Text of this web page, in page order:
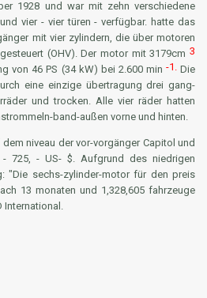
1928 und war mit zehn verschiedene
vier - vier türen - verfügbar. hatte das
mit vier zylindern, die über motoren
(OHV). Der motor mit 3179cm 3
von 46 PS (34 kW) bei 2.600 min -1.Die
eine einzige übertragung drei gang-
und trocken. Alle vier räder hatten
band-außen vorne und hinten.
niveau der vor-vorgänger Capitol und
- 725, - US- $. Aufgrund des niedrigen
"Die sechs-zylinder-motor für den preis
13 monaten und 1,328,605 fahrzeuge
International.